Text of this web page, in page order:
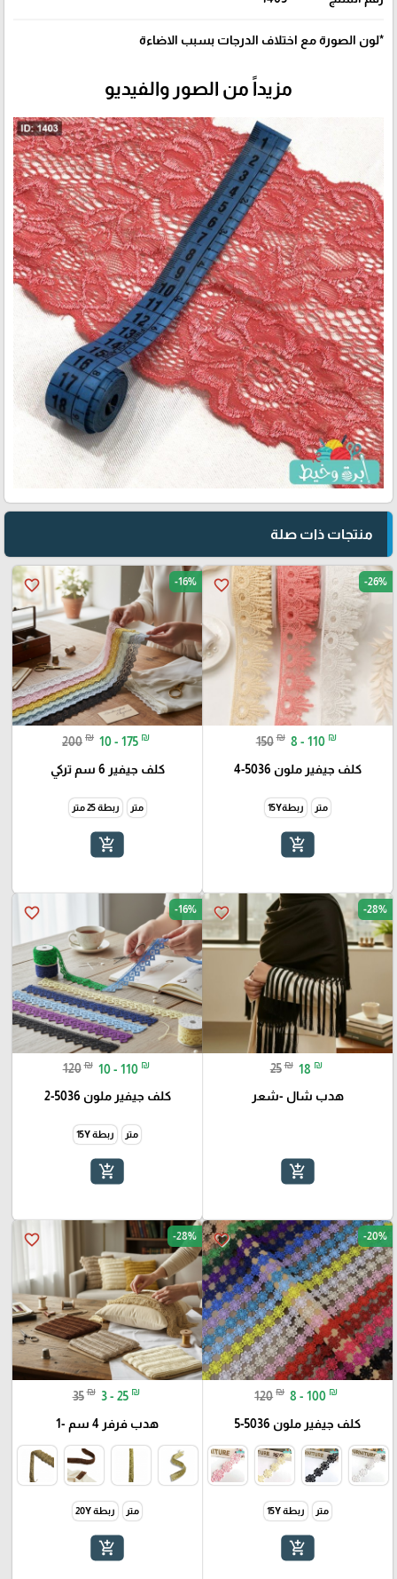
*لون الصورة مع اختلاف الدرجات بسبب الاضاءة
مزيداً من الصور والفيديو
منتجات ذات صلة
favorite_border -26%
150 ₪ 8 - 110 ₪
كلف جيفير ملون 5036-4
متر ربطة15Y
add_shopping_cart
favorite_border -16%
200 ₪ 10 - 175 ₪
كلف جيفير 6 سم تركي
متر ربطة 25 متر
add_shopping_cart
favorite_border -28%
25 ₪ 18 ₪
هدب شال -شعر
add_shopping_cart
favorite_border -16%
120 ₪ 10 - 110 ₪
كلف جيفير ملون 5036-2
متر ربطة 15Y
add_shopping_cart
favorite_border -20%
120 ₪ 8 - 100 ₪
كلف جيفير ملون 5036-5
متر ربطة 15Y
add_shopping_cart
favorite_border -28%
35 ₪ 3 - 25 ₪
هدب فرفر 4 سم -1
متر ربطة 20Y
add_shopping_cart